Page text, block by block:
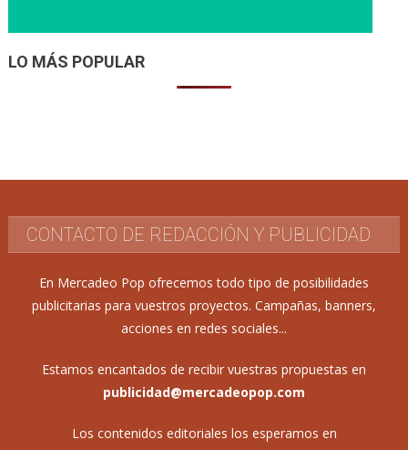
LO MÁS POPULAR
CONTACTO DE REDACCIÓN Y PUBLICIDAD
En Mercadeo Pop ofrecemos todo tipo de posibilidades
publicitarias para vuestros proyectos. Campañas, banners,
acciones en redes sociales...
Estamos encantados de recibir vuestras propuestas en
publicidad@mercadeopop.com
Los contenidos editoriales los esperamos en